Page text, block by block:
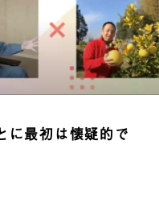
に最初は懐疑的で